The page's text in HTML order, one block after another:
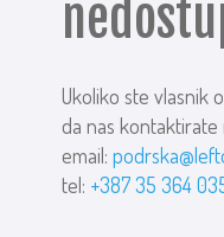
Ukoliko ste vlasnik
da nas kontaktirate
email:
tel: +387 35 364